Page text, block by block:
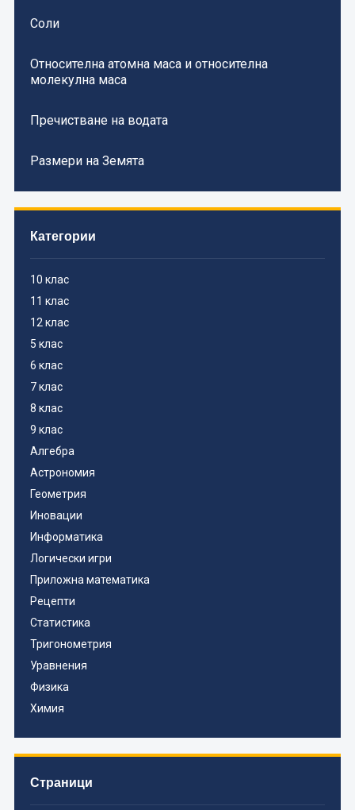
Соли
Относителна атомна маса и относителна
молекулна маса
Пречистване на водата
Размери на Земята
Категории
10 клас
11 клас
12 клас
5 клас
6 клас
7 клас
8 клас
9 клас
Алгебра
Астрономия
Геометрия
Иновации
Информатика
Логически игри
Приложна математика
Рецепти
Статистика
Тригонометрия
Уравнения
Физика
Химия
Страници